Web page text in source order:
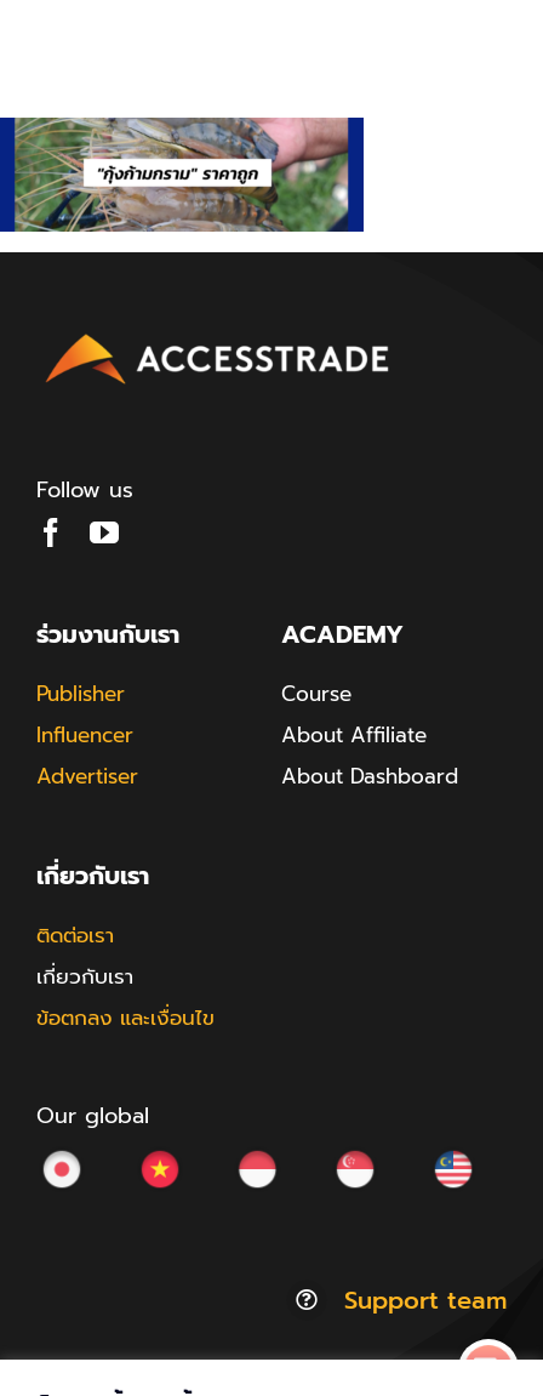
Follow us
ร่วมงานกับเรา
Publisher
Influencer
Advertiser
ACADEMY
Course
About Affiliate
About Dashboard
เกี่ยวกับเรา
ติดต่อเรา
เกี่ยวกับเรา
ข้อตกลง และเงื่อนไข
Our global
Support team